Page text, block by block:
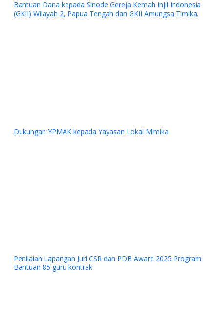
Gereja Kemah Injil Indonesia
dan GKII Amungsa Timika.
Lokal Mimika
PDB Award 2025 Program